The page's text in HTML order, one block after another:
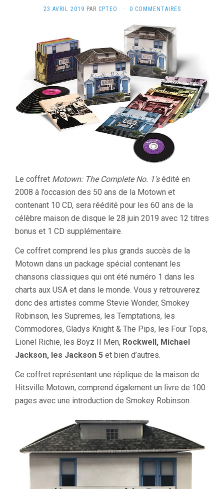
23 AVRIL 2019 PAR CPTEO · 0 COMMENTAIRES
Le coffret Motown: The Complete No. 1’sédité en
2008 à l’occasion des 50 ans de la Motown et
contenant 10 CD, sera réédité pour les 60 ans de la
célèbre maison de disque le 28 juin 2019 avec 12 titres
bonus et 1 CD supplémentaire.
Ce coffret comprend les plus grands succès de la
Motown dans un package spécial contenant les
chansons classiques qui ont été numéro 1 dans les
charts aux USA et dans le monde. Vous y retrouverez
donc des artistes comme Stevie Wonder, Smokey
Robinson, les Supremes, les Temptations, les
Commodores, Gladys Knight & The Pips, les Four Tops,
Lionel Richie, les Boyz II Men, Rockwell, Michael
Jackson, les Jackson 5 et bien d’autres.
Ce coffret représentant une réplique de la maison de
Hitsville Motown, comprend également un livre de 100
pages avec une introduction de Smokey Robinson.